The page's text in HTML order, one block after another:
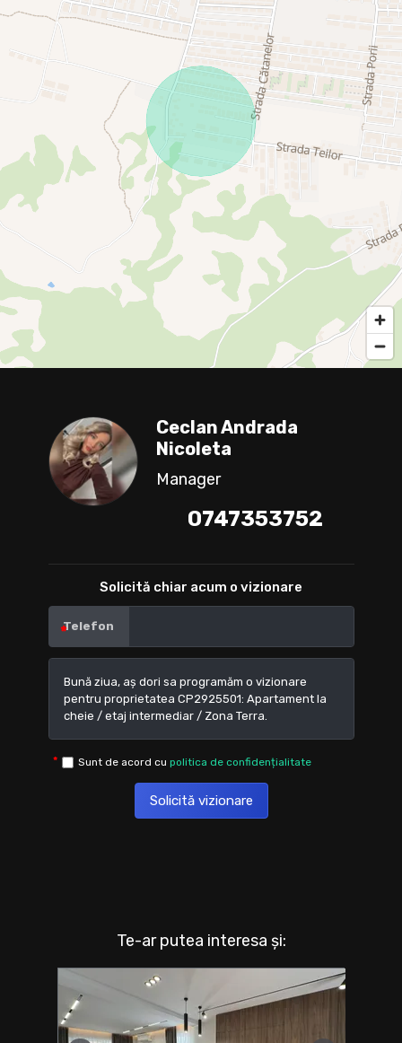
Ceclan Andrada
Nicoleta
Manager
0747353752
Solicită chiar acum o vizionare
Telefon
Sunt de acord cu politica de confidențialitate
Solicită vizionare
Te-ar putea interesa și: